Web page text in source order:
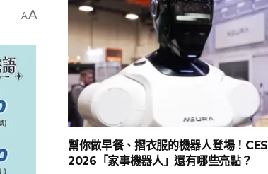
AA
幫你做早餐、摺衣服的機器人登場！CES
2026「家事機器人」還有哪些亮點？